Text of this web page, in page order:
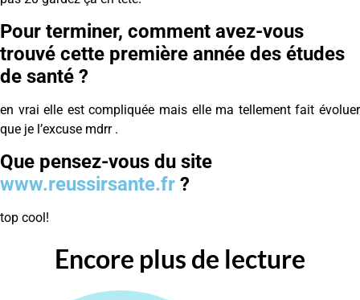
Pour terminer, comment avez-vous
trouvé cette première année des études
de santé ?
en vrai elle est compliquée mais elle ma tellement fait évoluer
que je l’excuse mdrr .
Que pensez-vous du site
www.reussirsante.fr ?
top cool!
Encore plus de lecture